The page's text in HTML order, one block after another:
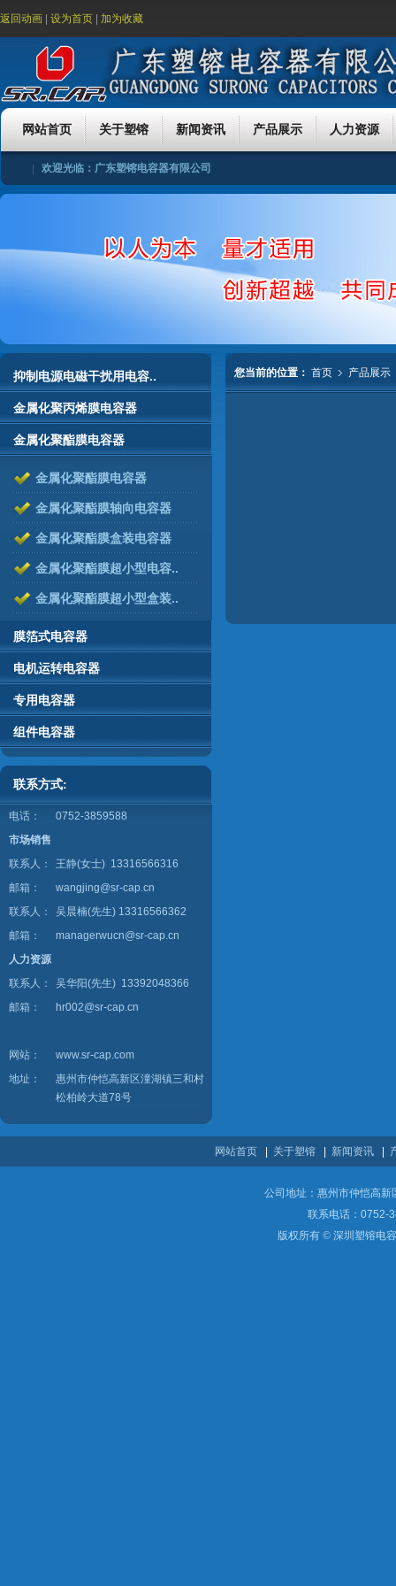
返回动画 设为首页 加为收藏
网站首页 关于塑镕 新闻资讯 产品展示 人力资源
欢迎光临：广东塑镕电容器有限公司
行业新闻 公司新闻
金属化聚丙烯膜电容器
招聘简章
抑制电源电磁干扰用电容..
金属化聚丙烯膜电容器
金属化聚酯膜电容器
金属化聚酯膜电容器
金属化聚酯膜轴向电容器
金属化聚酯膜盒装电容器
金属化聚酯膜超小型电容..
金属化聚酯膜超小型盒装..
膜箔式电容器
电机运转电容器
专用电容器
组件电容器
联系方式:
电话：
0752-3859588
市场销售
联系人：
王静(女士) 13316566316
邮箱：
wangjing@sr-cap.cn
联系人：
吴晨楠(先生) 13316566362
邮箱：
managerwucn@sr-cap.cn
人力资源
联系人：
吴华阳(先生) 13392048366
邮箱：
hr002@sr-cap.cn
网站：
www.sr-cap.com
地址：
惠州市仲恺高新区潼湖镇三和村
松柏岭大道78号
您当前的位置： 首页 产品展示
网站首页 关于塑镕 新闻资讯
公司地址：惠州市仲恺高
联系电话：0752-
版权所有 © 深圳塑镕电